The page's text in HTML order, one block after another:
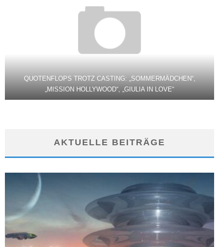
QUOTENFLOPS TROTZ CASTING: „SOMMERMÄDCHEN“,
„MISSION HOLLYWOOD“, „GIULIA IN LOVE“
AKTUELLE BEITRÄGE